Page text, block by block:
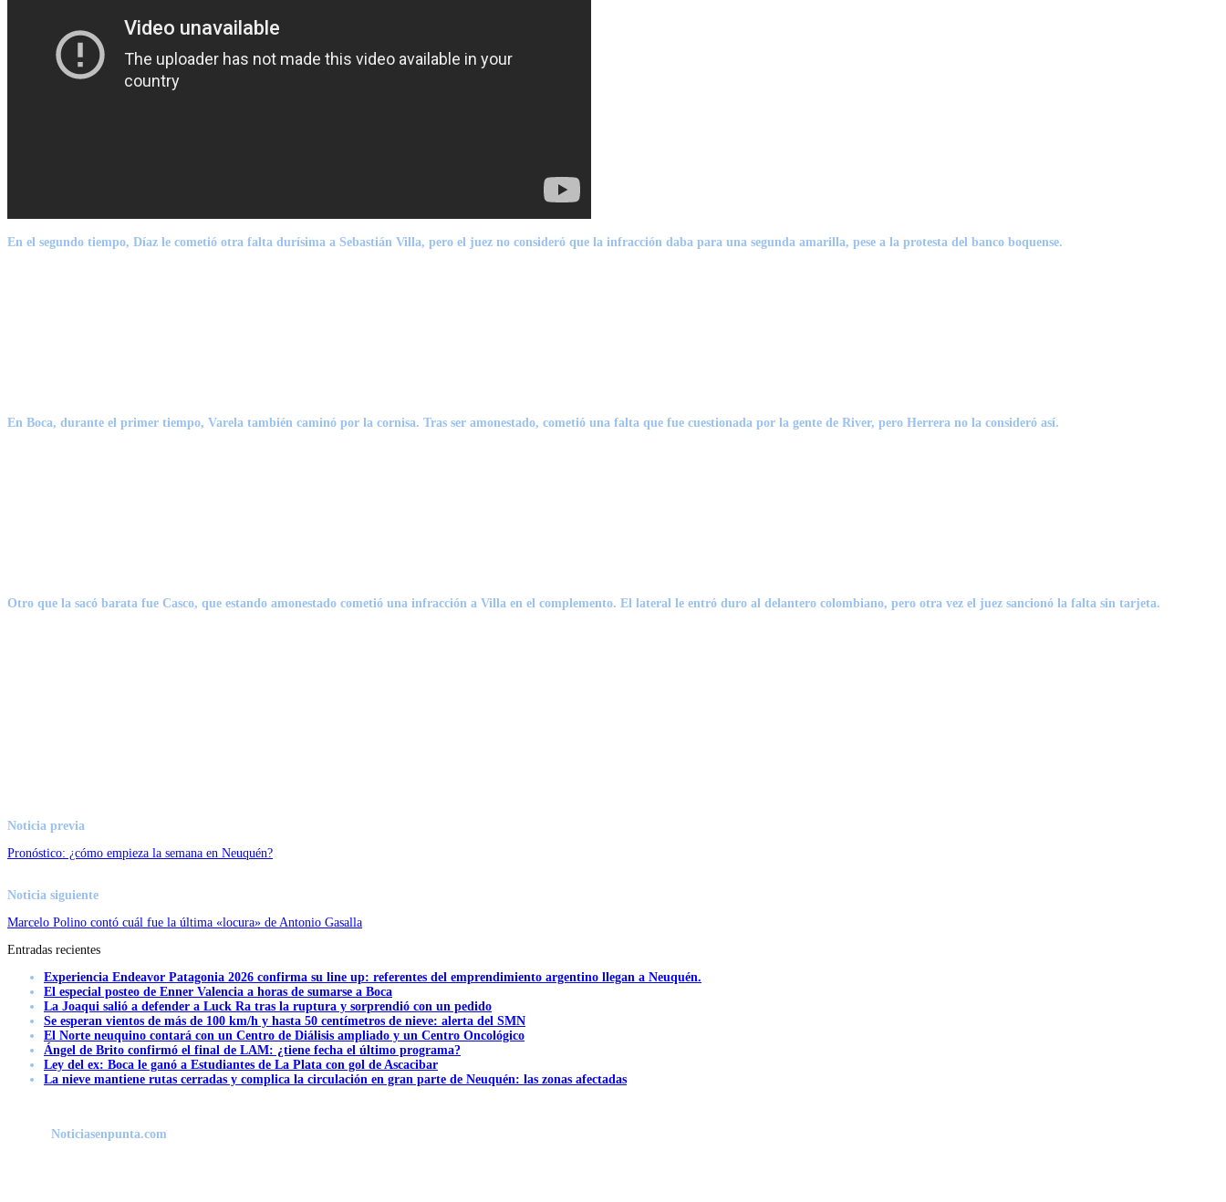
En el segundo tiempo, Díaz le cometió otra falta durísima a Sebastián Villa, pero el juez no consideró que la infracción daba para una segunda amarilla, pese a la protesta del banco boquense.
En Boca, durante el primer tiempo, Varela también caminó por la cornisa. Tras ser amonestado, cometió una falta que fue cuestionada por la gente de River, pero Herrera no la consideró así.
Otro que la sacó barata fue Casco, que estando amonestado cometió una infracción a Villa en el complemento. El lateral le entró duro al delantero colombiano, pero otra vez el juez sancionó la falta sin tarjeta.
Noticia previa
Pronóstico: ¿cómo empieza la semana en Neuquén?
Noticia siguiente
Marcelo Polino contó cuál fue la última «locura» de Antonio Gasalla
Entradas recientes
Experiencia Endeavor Patagonia 2026 confirma su line up: referentes del emprendimiento argentino llegan a Neuquén.
El especial posteo de Enner Valencia a horas de sumarse a Boca
La Joaqui salió a defender a Luck Ra tras la ruptura y sorprendió con un pedido
Se esperan vientos de más de 100 km/h y hasta 50 centímetros de nieve: alerta del SMN
El Norte neuquino contará con un Centro de Diálisis ampliado y un Centro Oncológico
Ángel de Brito confirmó el final de LAM: ¿tiene fecha el último programa?
Ley del ex: Boca le ganó a Estudiantes de La Plata con gol de Ascacibar
La nieve mantiene rutas cerradas y complica la circulación en gran parte de Neuquén: las zonas afectadas
Noticiasenpunta.com